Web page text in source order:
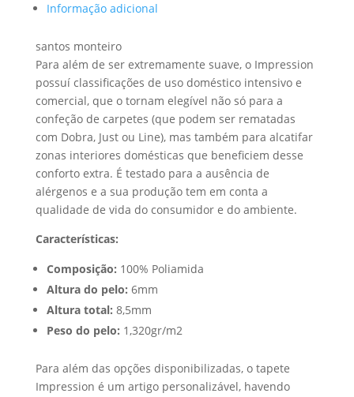
Informação adicional
santos monteiro
Para além de ser extremamente suave, o Impression
possuí classificações de uso doméstico intensivo e
comercial, que o tornam elegível não só para a
confeção de carpetes (que podem ser rematadas
com Dobra, Just ou Line), mas também para alcatifar
zonas interiores domésticas que beneficiem desse
conforto extra. É testado para a ausência de
alérgenos e a sua produção tem em conta a
qualidade de vida do consumidor e do ambiente.
Características:
Composição: 100% Poliamida
Altura do pelo: 6mm
Altura total: 8,5mm
Peso do pelo: 1,320gr/m2
Para além das opções disponibilizadas, o tapete
Impression é um artigo personalizável, havendo